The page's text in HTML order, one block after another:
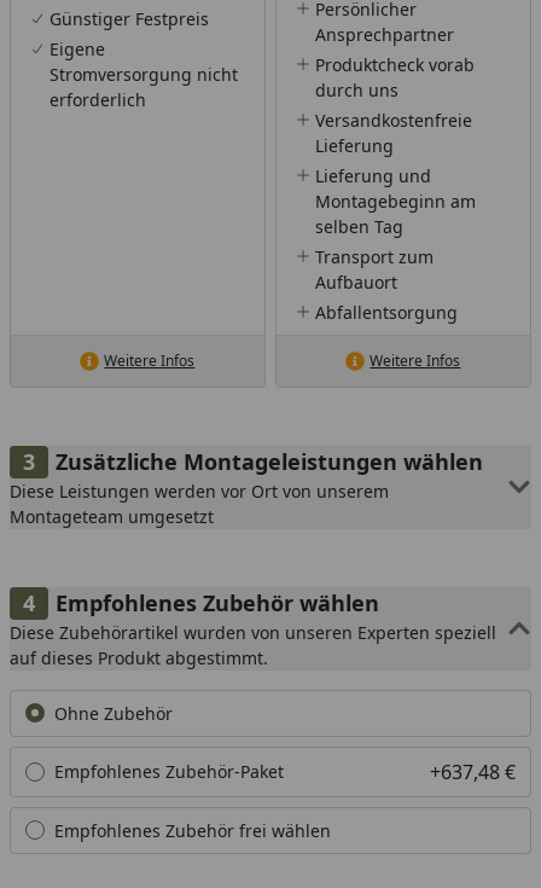
Günstiger Festpreis
Eigene
Stromversorgung nicht
erforderlich
Weitere Infos
Persönlicher
Ansprechpartner
Produktcheck vorab
durch uns
Versandkostenfreie
Lieferung
Lieferung und
Montagebeginn am
selben Tag
Transport zum
Aufbauort
Abfallentsorgung
Weitere Infos
Zusätzliche Montageleistungen wählen
Diese Leistungen werden vor Ort von unserem
Montageteam umgesetzt
Empfohlenes Zubehör wählen
Diese Zubehörartikel wurden von unseren Experten speziell
auf dieses Produkt abgestimmt.
Ohne Zubehör
Empfohlenes Zubehör-Paket +637,48 €
Empfohlenes Zubehör frei wählen